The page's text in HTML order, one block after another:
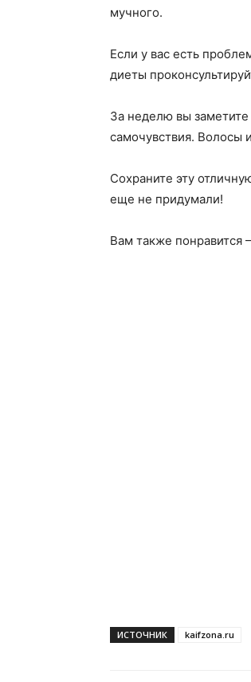
мучного.
Если у вас есть
диеты
За неделю вы
самочувствия. Волосы
Сохраните эту
еще не придумали!
Вам также понравится
ИСТОЧНИК kaifzona.ru